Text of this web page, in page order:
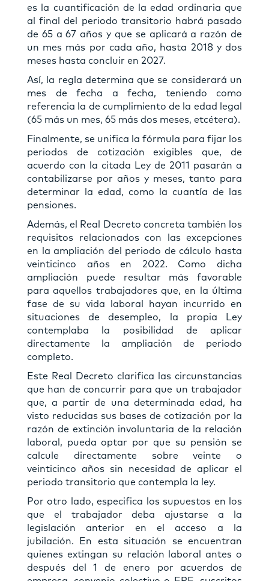
es la cuantificación de la edad ordinaria que
al final del periodo transitorio habrá pasado
de 65 a 67 años y que se aplicará a razón de
un mes más por cada año, hasta 2018 y dos
meses hasta concluir en 2027.
Así, la regla determina que se considerará un
mes de fecha a fecha, teniendo como
referencia la de cumplimiento de la edad legal
(65 más un mes, 65 más dos meses, etcétera).
Finalmente, se unifica la fórmula para fijar los
periodos de cotización exigibles que, de
acuerdo con la citada Ley de 2011 pasarán a
contabilizarse por años y meses, tanto para
determinar la edad, como la cuantía de las
pensiones.
Además, el Real Decreto concreta también los
requisitos relacionados con las excepciones
en la ampliación del periodo de cálculo hasta
veinticinco años en 2022. Como dicha
ampliación puede resultar más favorable
para aquellos trabajadores que, en la última
fase de su vida laboral hayan incurrido en
situaciones de desempleo, la propia Ley
contemplaba la posibilidad de aplicar
directamente la ampliación de periodo
completo.
Este Real Decreto clarifica las circunstancias
que han de concurrir para que un trabajador
que, a partir de una determinada edad, ha
visto reducidas sus bases de cotización por la
razón de extinción involuntaria de la relación
laboral, pueda optar por que su pensión se
calcule directamente sobre veinte o
veinticinco años sin necesidad de aplicar el
periodo transitorio que contempla la ley.
Por otro lado, especifica los supuestos en los
que el trabajador deba ajustarse a la
legislación anterior en el acceso a la
jubilación. En esta situación se encuentran
quienes extingan su relación laboral antes o
después del 1 de enero por acuerdos de